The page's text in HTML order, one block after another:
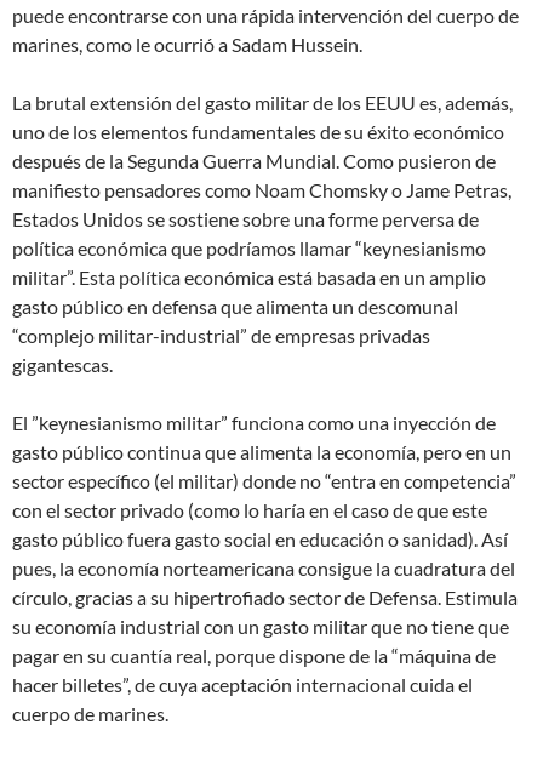
puede encontrarse con una rápida intervención del cuerpo de
marines, como le ocurrió a Sadam Hussein.
La brutal extensión del gasto militar de los EEUU es, además,
uno de los elementos fundamentales de su éxito económico
después de la Segunda Guerra Mundial. Como pusieron de
manifiesto pensadores como Noam Chomsky o Jame Petras,
Estados Unidos se sostiene sobre una forme perversa de
política económica que podríamos llamar “keynesianismo
militar”. Esta política económica está basada en un amplio
gasto público en defensa que alimenta un descomunal
“complejo militar-industrial” de empresas privadas
gigantescas.
El ”keynesianismo militar” funciona como una inyección de
gasto público continua que alimenta la economía, pero en un
sector específico (el militar) donde no “entra en competencia”
con el sector privado (como lo haría en el caso de que este
gasto público fuera gasto social en educación o sanidad). Así
pues, la economía norteamericana consigue la cuadratura del
círculo, gracias a su hipertrofiado sector de Defensa. Estimula
su economía industrial con un gasto militar que no tiene que
pagar en su cuantía real, porque dispone de la “máquina de
hacer billetes”, de cuya aceptación internacional cuida el
cuerpo de marines.